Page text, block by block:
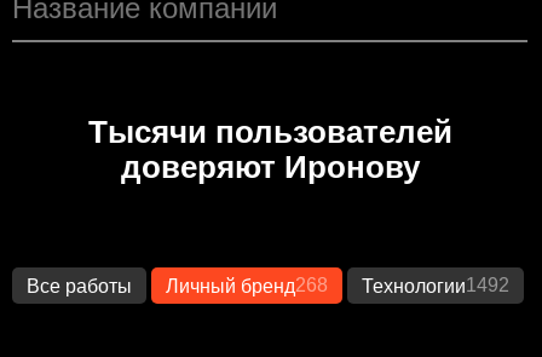
Тысячи пользователей
доверяют Иронову
Все работы Личный бренд268 Технологии1492